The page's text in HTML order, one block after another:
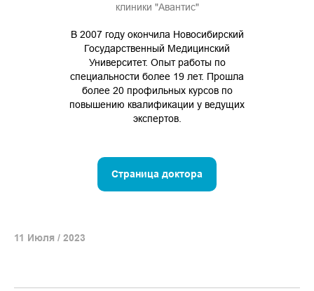
клиники "Авантис"
В 2007 году окончила Новосибирский
Государственный Медицинский
Университет. Опыт работы по
специальности более 19 лет. Прошла
более 20 профильных курсов по
повышению квалификации у ведущих
экспертов.
Страница доктора
11 Июля / 2023